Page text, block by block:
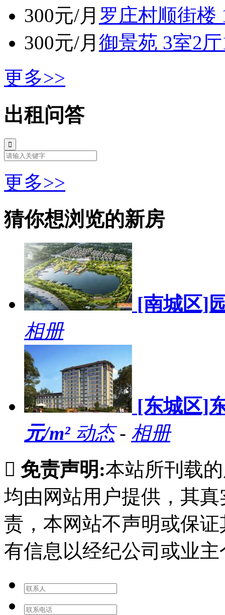
300元/月 罗庄村顺街楼
300元/月 御景苑 3室2
更多>>
出租问答
更多>>
猜你想浏览的新房
[南城区]
相册
[东城区]
元/m² 动态- 相册
 免责声明:本站所刊载
均由网站用户提供，其
责，本网站不声明或保
有信息以经纪公司或业